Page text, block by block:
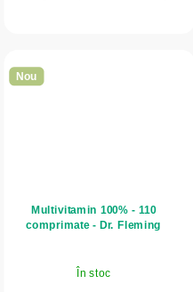
Nou
Multivitamin 100% - 110
comprimate - Dr. Fleming
În stoc